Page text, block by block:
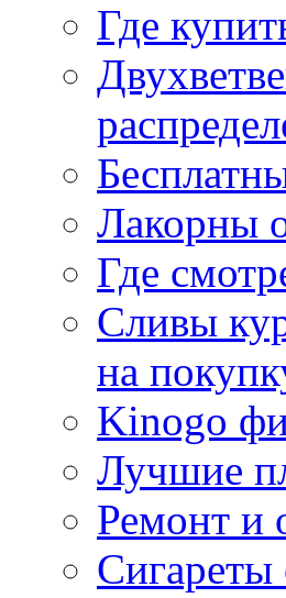
Где
Лакорны
Где
Сливы
на
Kinogo
Лучшие
Ремонт и